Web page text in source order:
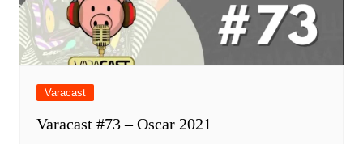
Varacast
Varacast #73 – Oscar 2021